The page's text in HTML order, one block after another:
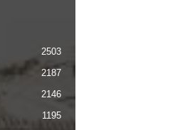
2503
2187
2146
1195